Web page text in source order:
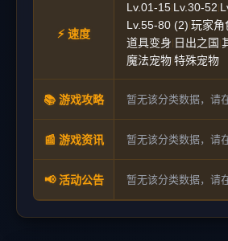
⚡ 速度
Lv.01-15|Lv.30-52|
Lv.55-80 (2)|玩家角
道具变身| 日出之国 |
魔法宠物|特殊宠物
📚 游戏攻略 暂无该分类数据，请
📰 游戏资讯 暂无该分类数据，请
📢 活动公告 暂无该分类数据，请